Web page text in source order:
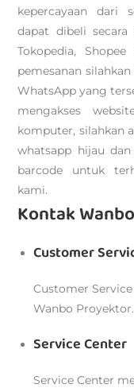
kepercayaan dari
dapat dibeli
Tokopedia,
pemesanan
WhatsApp yang
mengakses
komputer, silahkan
whatsapp hijau
barcode untuk
kami.
Kontak
Customer
Customer
Wanbo
Service Center
Service Center